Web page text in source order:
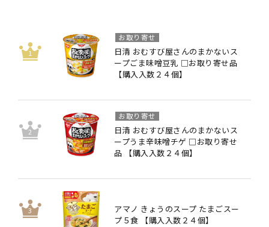
日清 おむすび屋さんのまかないス
ープごま味噌豆乳 □お取り寄せ品
【購入入数２４個】
お取り寄せ
日清 おむすび屋さんのまかないス
ープうま辛味噌チゲ □お取り寄せ
品 【購入入数２４個】
お取り寄せ
アマノ きょうのスープ たまごスー
プ５食 【購入入数２４個】